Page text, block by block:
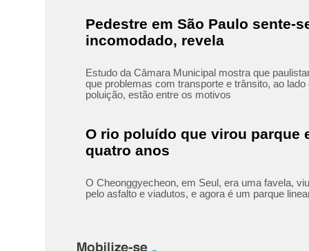
Pedestre em São Paulo sente-
incomodado, revela
Estudo da Câmara Municipal mostra que
que problemas com transporte e trânsito, ao lado
poluição, estão entre os motivos
O rio poluído que virou parque
quatro anos
O Cheonggyecheon, em Seul, era uma favela,
pelo asfalto e viadutos, e agora é um parque